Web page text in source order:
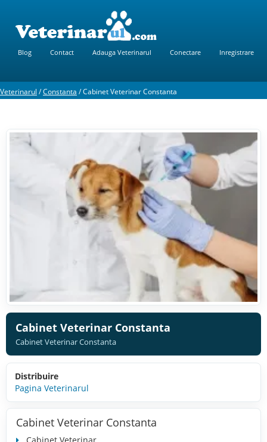
Blog Contact Adauga Veterinarul Conectare Inregistrare
Veterinarul /Constanta /Cabinet Veterinar Constanta
Cabinet Veterinar Constanta
Cabinet Veterinar Constanta
Distribuire
Pagina Veterinarul
Cabinet Veterinar Constanta
Cabinet Veterinar